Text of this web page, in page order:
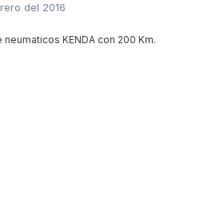
del 2016
KENDA con 200 Km.